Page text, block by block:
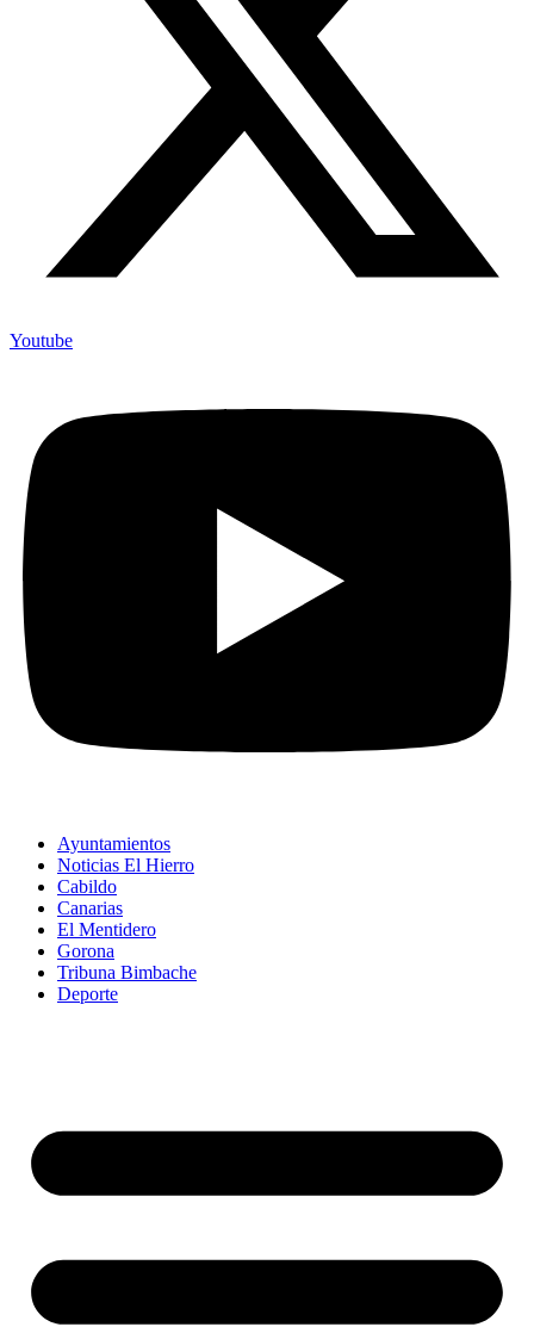
Youtube
Ayuntamientos
Noticias El Hierro
Cabildo
Canarias
El Mentidero
Gorona
Tribuna Bimbache
Deporte